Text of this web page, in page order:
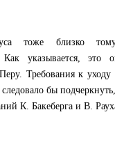
тоже близко
Как указывается, это
Требования к уходу
бы
К. Бакеберга и В.